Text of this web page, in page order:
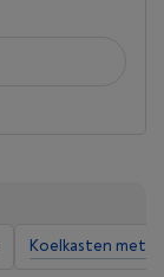
Koelkasten met